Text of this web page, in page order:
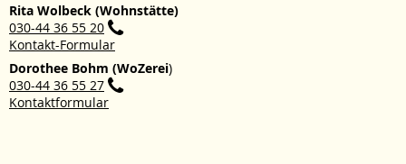
Rita Wolbeck (Wohnstätte)
030-44 36 55 20
Kontakt-Formular
Dorothee Bohm (WoZerei)
030-44 36 55 27
Kontaktformular